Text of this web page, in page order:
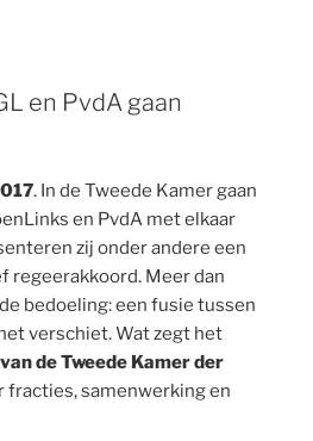
en PvdA gaan
. In de Tweede Kamer gaan
en PvdA met elkaar
zij onder andere een
regeerakkoord. Meer dan
bedoeling: een fusie tussen
verschiet. Wat zegt het
de Tweede Kamer der
fracties, samenwerking en